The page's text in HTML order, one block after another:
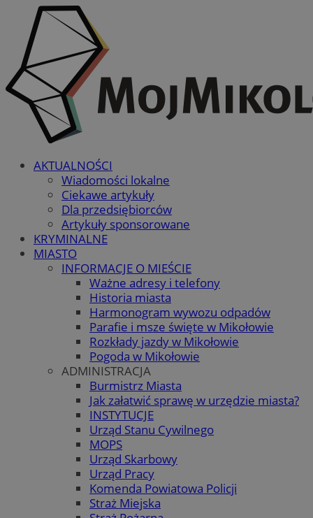
AKTUALNOŚCI
Wiadomości lokalne
Ciekawe artykuły
Dla przedsiębiorców
Artykuły sponsorowane
KRYMINALNE
MIASTO
INFORMACJE O MIEŚCIE
Ważne adresy i telefony
Historia miasta
Harmonogram wywozu odpadów
Parafie i msze święte w Mikołowie
Rozkłady jazdy w Mikołowie
Pogoda w Mikołowie
ADMINISTRACJA
Burmistrz Miasta
Jak załatwić sprawę w urzędzie miasta?
INSTYTUCJE
Urząd Stanu Cywilnego
MOPS
Urząd Skarbowy
Urząd Pracy
Komenda Powiatowa Policji
Straż Miejska